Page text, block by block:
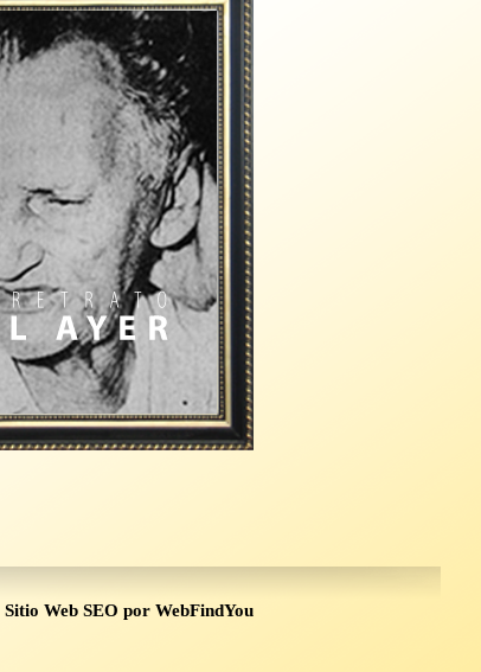
Sitio Web SEO por WebFindYou